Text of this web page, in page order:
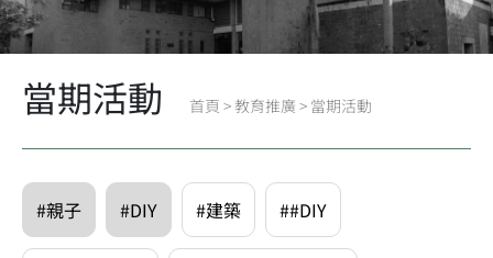
當期活動 首頁 >教育推廣 > 當期活動
#親子 #DIY #建築 ##DIY